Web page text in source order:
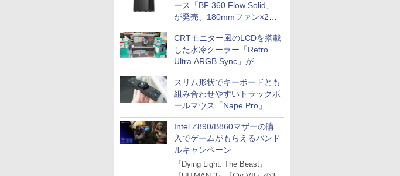
ース「BF 360 Flow Solid」
が発売、180mmファン×2搭
載
CRTモニター風のLCDを搭載
した水冷クーラー「Retro
Ultra ARGB Sync」が
Thermaltakeから
スリム形状でキーボードとも
組み合わせやすいトラックボ
ールマウス「Nape Pro」が
Keychronから
Intel Z890/B860マザーの購
入でゲームがもらえるバンド
ルキャンペーン
『Dying Light: The Beast』